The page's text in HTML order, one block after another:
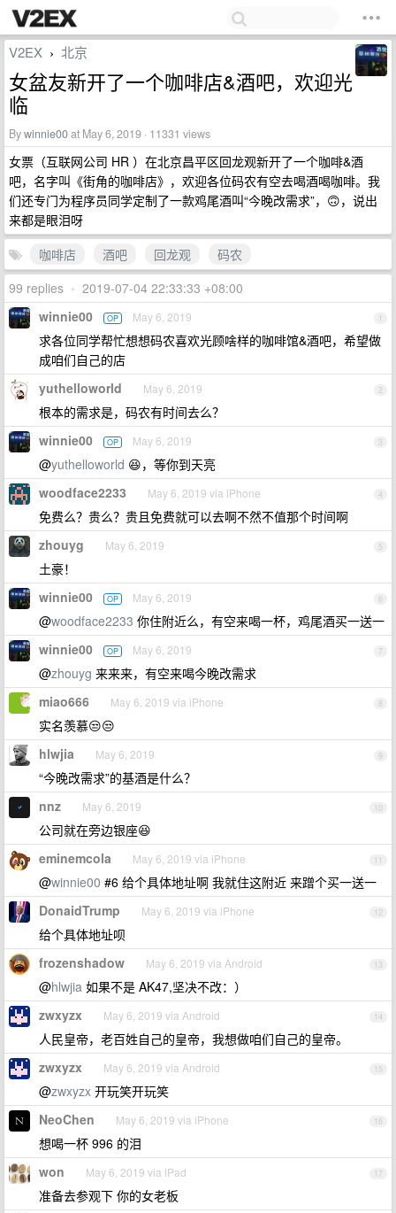
V2EX › 北京
女盆友新开了一个咖啡店&酒吧，欢迎光
临
Bywinnie00at May 6, 2019 · 11331 views
女票（互联网公司 HR ）在北京昌平区回龙观新开了一个咖啡&酒
吧，名字叫《街角的咖啡店》，欢迎各位码农有空去喝酒喝咖啡。我
们还专门为程序员同学定制了一款鸡尾酒叫“今晚改需求”，🙃，说出
来都是眼泪呀
咖啡店
酒吧 回龙观
码农
99 replies • 2019-07-04 22:33:33 +08:00
1
winnie00 OP May 6, 2019
求各位同学帮忙想想码农喜欢光顾啥样的咖啡馆&酒吧，希望做
成咱们自己的店
2
yuthelloworld May 6, 2019
根本的需求是，码农有时间去么？
3
winnie00 OP May 6, 2019
@yuthelloworld 😆，等你到天亮
4
woodface2233 May 6, 2019 via iPhone
免费么？贵么？贵且免费就可以去啊不然不值那个时间啊
5
zhouyg May 6, 2019
土豪！
6
winnie00 OP May 6, 2019
@woodface2233 你住附近么，有空来喝一杯，鸡尾酒买一送一
7
winnie00 OP May 6, 2019
@zhouyg 来来来，有空来喝今晚改需求
8
miao666 May 6, 2019 via iPhone
实名羡慕😒😒
9
hlwjia May 6, 2019
“今晚改需求”的基酒是什么？
10
nnz May 6, 2019
公司就在旁边银座😆
11
eminemcola May 6, 2019 via iPhone
@winnie00 #6 给个具体地址啊 我就住这附近 来蹭个买一送一
12
DonaidTrump May 6, 2019 via iPhone
给个具体地址呗
13
frozenshadow May 6, 2019 via Android
@hlwjia 如果不是 AK47,坚决不改：）
14
zwxyzx May 6, 2019 via Android
人民皇帝，老百姓自己的皇帝，我想做咱们自己的皇帝。
15
zwxyzx May 6, 2019 via Android
@zwxyzx 开玩笑开玩笑
16
NeoChen May 6, 2019 via iPhone
想喝一杯 996 的泪
17
won May 6, 2019 via iPad
准备去参观下 你的女老板